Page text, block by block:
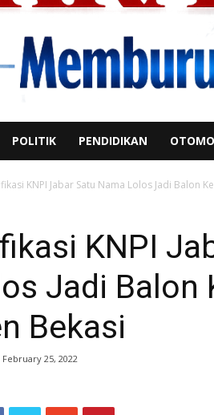
POLITIK PENDIDIKAN
KNPI Jabar Satu Nama Lolos Jadi Balon
KNPI
Jadi Balon
Bekasi
February 25, 2022